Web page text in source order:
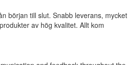
början till slut. Snabb leverans, mycket
av hög kvalitet. Allt kom